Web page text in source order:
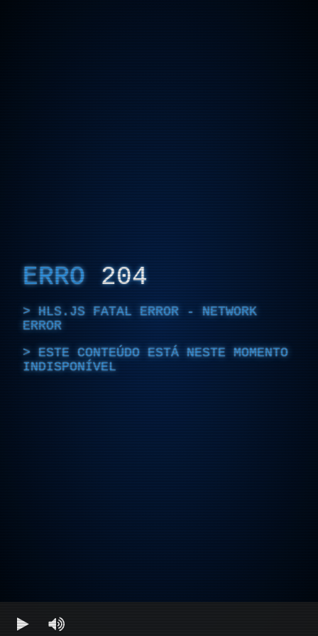
ERRO 204
HLS.JS FATAL ERROR - NETWORK
ERROR
ESTE CONTEÚDO ESTÁ NESTE MOMENTO
INDISPONÍVEL